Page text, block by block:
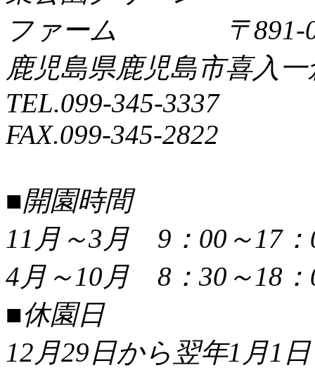
〒891-
鹿児島県鹿児島市喜入一
TEL.099-345-3337
FAX.099-345-2822
■開園時間
11月～3月 9：00～17：
4月～10月 8：30～18：
■休園日
12月29日から翌年1月1日